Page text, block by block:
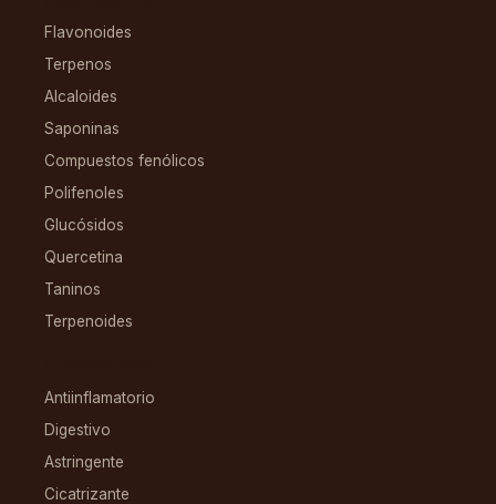
Flavonoides
Terpenos
Alcaloides
Saponinas
Compuestos fenólicos
Polifenoles
Glucósidos
Quercetina
Taninos
Terpenoides
Antiinflamatorio
Digestivo
Astringente
Cicatrizante